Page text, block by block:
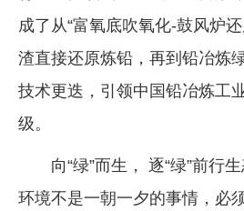
成了从“富氧底吹氧化-鼓风炉
渣直接还原炼铅，再到铅冶炼
技术更迭，引领中国铅冶炼工
级。
向“绿”而生， 逐“绿”前行
环境不是一朝一夕的事情，必